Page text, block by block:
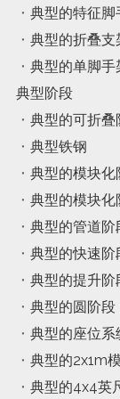
典型的特征脚
典型的折叠支
典型的单脚手
典型阶段
典型的可折叠
典型铁钢
典型的模块
典型的模块
典型的管道阶
典型的快速阶
典型的提升阶
典型的圆阶段
典型的座位系
典型的2x1m
典型的4x4英